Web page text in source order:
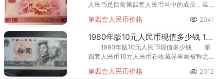
人民币是目前第四套人民币当中的成员，虽
久，存世量还大，收藏价值不凸显，但是需
要注意的是，现在虽然
第四套人民币价格 2041
1980年版10元人民币现值多少钱 1980年版10元人民币投资建议
1980年版10元人民币现值多少钱 第
四套人民币10元人民币在收藏界里面被称之
年的。
第四套人民币价格 2012